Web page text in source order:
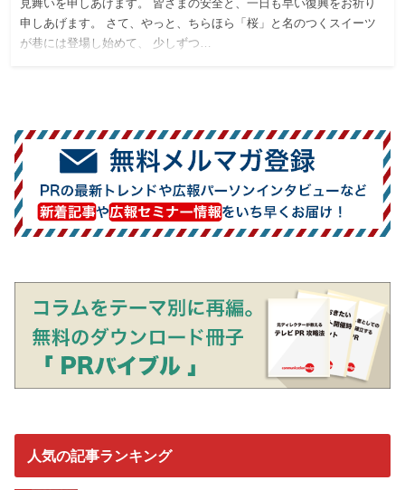
見舞いを申しあげます。 皆さまの安全と、一日も早い復興をお祈り
申しあげます。 さて、やっと、ちらほら「桜」と名のつくスイーツ
が巷には登場し始めて、 少しずつ…
人気の記事ランキング